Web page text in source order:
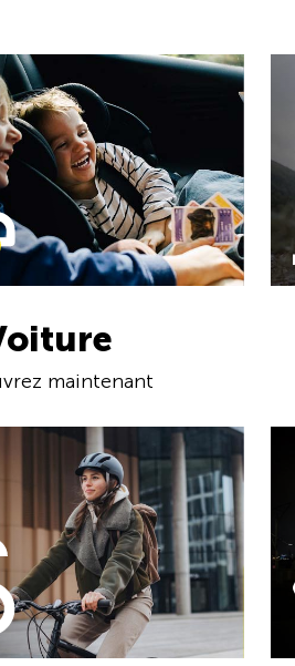
maintenant